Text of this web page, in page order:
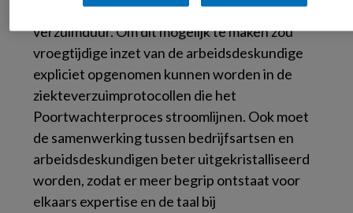
is en kan bijdragen aan het verkorten van de
verzuimduur. Om dit mogelijk te maken zou
vroegtijdige inzet van de arbeidsdeskundige
expliciet opgenomen kunnen worden in de
ziekteverzuimprotocollen die het
Poortwachterproces stroomlijnen. Ook moet
de samenwerking tussen bedrijfsartsen en
arbeidsdeskundigen beter uitgekristalliseerd
worden, zodat er meer begrip ontstaat voor
elkaars expertise en de taal bij